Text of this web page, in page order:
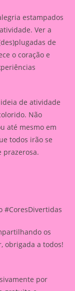
estampados
Ver a
de
o coração e
de atividade
Não
até mesmo em
todos irão se
#CoresDivertidas
os
obrigada a todos!
por